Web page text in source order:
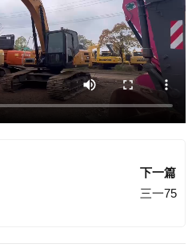
下一篇
三一75